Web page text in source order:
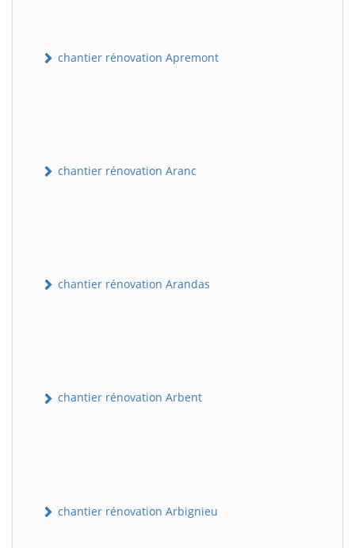
chantier rénovation Apremont
chantier rénovation Aranc
chantier rénovation Arandas
chantier rénovation Arbent
chantier rénovation Arbignieu